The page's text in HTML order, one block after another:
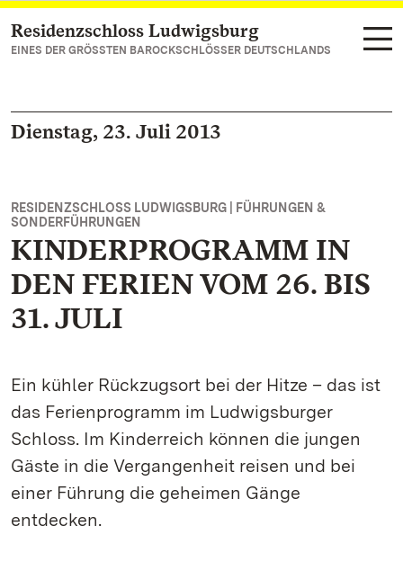
Zum Hauptinhalt springen
Residenzschloss Ludwigsburg
EINES DER GRÖSSTEN BAROCKSCHLÖSSER DEUTSCHLANDS
Dienstag, 23. Juli 2013
RESIDENZSCHLOSS LUDWIGSBURG | FÜHRUNGEN &
SONDERFÜHRUNGEN
KINDERPROGRAMM IN
DEN FERIEN VOM 26. BIS
31. JULI
Ein kühler Rückzugsort bei der Hitze – das ist
das Ferienprogramm im Ludwigsburger
Schloss. Im Kinderreich können die jungen
Gäste in die Vergangenheit reisen und bei
einer Führung die geheimen Gänge
entdecken.